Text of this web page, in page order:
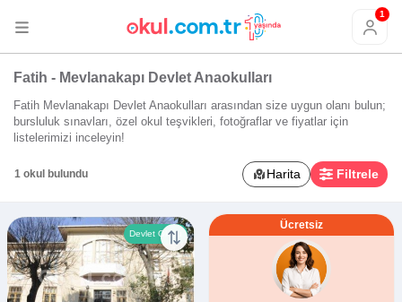
1
Fatih - Mevlanakapı Devlet Anaokulları
Fatih Mevlanakapı Devlet Anaokulları arasından size uygun olanı bulun;
bursluluk sınavları, özel okul teşvikleri, fotoğraflar ve fiyatlar için
listelerimizi inceleyin!
1 okul bulundu Harita Filtrele
Devlet Okulu
Ücretsiz